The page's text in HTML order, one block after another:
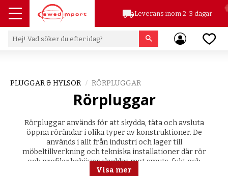
Meny
local_shippingLeverans inom 2-3 dagar
PLUGGAR & HYLSOR RÖRPLUGGAR
Rörpluggar
Rörpluggar används för att skydda, täta och avsluta
öppna rörändar i olika typer av konstruktioner. De
används i allt från industri och lager till
möbeltillverkning och tekniska installationer där rör
och profiler behöver skyddas mot smuts, fukt och
slitage.
Visa mer